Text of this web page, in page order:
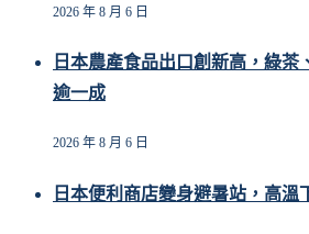
2026 年 8 月 6 日
日本農產食品出口創新高，綠茶
逾一成
2026 年 8 月 6 日
日本便利商店變身避暑站，高溫